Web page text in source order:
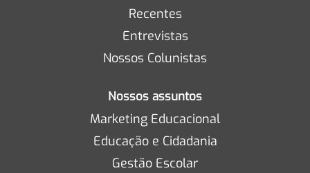
Recentes
Entrevistas
Nossos Colunistas
Nossos assuntos
Marketing Educacional
Educação e Cidadania
Gestão Escolar